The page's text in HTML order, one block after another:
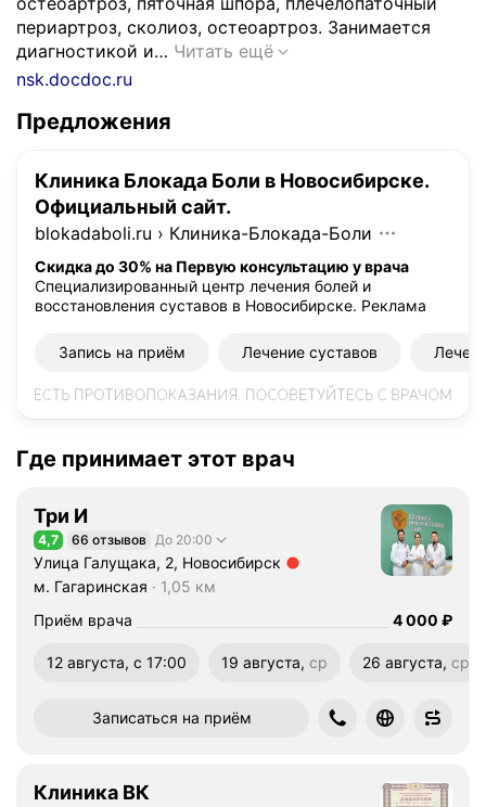
периартроз, сколиоз, остеоартроз. Занимается
диагностикой и… Читать ещё
а
л
с
т
ш
и
о
к
о
ф
и
я
о
nsk.docdoc.ru
Предложения
Клиника Блокада Боли в Новосибирске.
Официальный сайт.
blokadaboli.ru › Клиника-Блокада-Боли
Скидка до 30% на Первую консультацию у врача
Специализированный центр лечения болей и
восстановления суставов в Новосибирске. Реклама
Запись на приём Лечение суставов
Где принимает этот врач
Три И
Рейтинг 4,7 из 5
4,7 66 отзывов До 20:00
Улица Галущака, 2, Новосибирск
Метро м. Гагаринская Расстояние 1,05 км
м. Гагаринская
1,05 км
Приём врача
Цена
4000
4 000 ₽
12 августа, с 17:00 19 августа, ср
26 августа, ср
Записаться на приём
Клиника ВК